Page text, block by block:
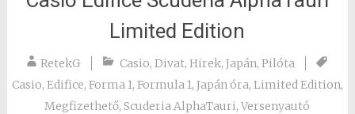
Limited Edition
RetekG Casio,Divat,Hirek,Japán,Pilóta
Casio, Edifice, Forma 1, Formula 1, Japán óra, Limited Edition,
Megfizethető,Scuderia AlphaTauri,Versenyautó